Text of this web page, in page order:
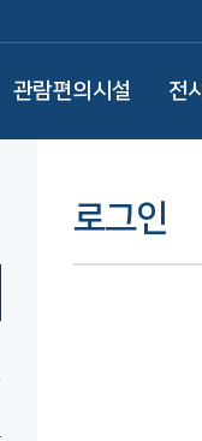
관람편의시설 전시
로그인